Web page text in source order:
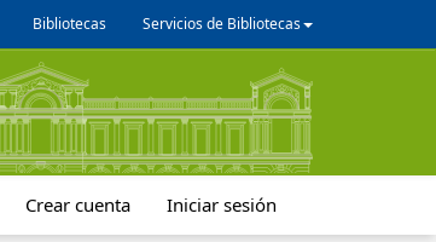
Bibliotecas Servicios de Bibliotecas
Crear cuenta Iniciar sesión